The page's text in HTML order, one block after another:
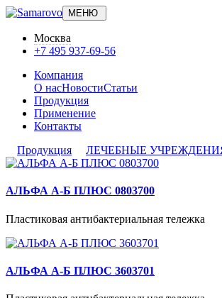
МЕНЮ
Москва
+7 495 937-69-56
Компания
О насНовостиСтатьи
Продукция
Применение
Контакты
Продукция
ЛЕЧЕБНЫЕ
АЛЬФА А-Б ПЛЮС 0803700
Пластиковая антибактериальная тележка
АЛЬФА А-Б ПЛЮС 3603701